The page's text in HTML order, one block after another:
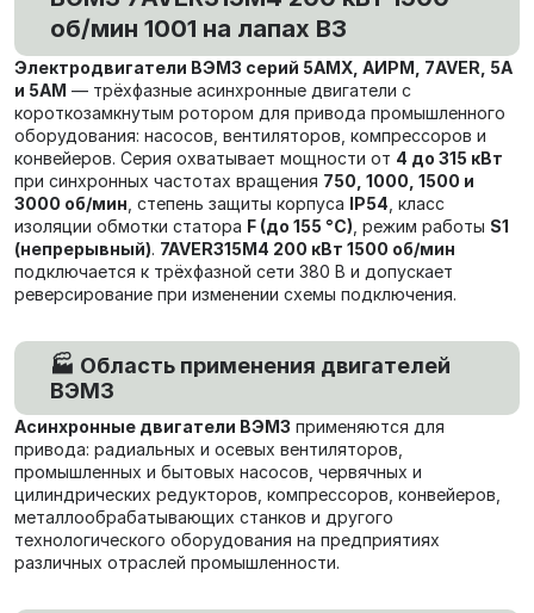
об/мин 1001 на лапах В3
Электродвигатели ВЭМЗ серий 5АМХ, АИРМ, 7AVER, 5А
и 5АМ — трёхфазные асинхронные двигатели с
короткозамкнутым ротором для привода промышленного
оборудования: насосов, вентиляторов, компрессоров и
конвейеров. Серия охватывает мощности от 4 до 315 кВт
при синхронных частотах вращения 750, 1000, 1500 и
3000 об/мин , степень защиты корпуса IP54 , класс
изоляции обмотки статора F (до 155 °C) , режим работы S1
(непрерывный). 7AVER315M4 200 кВт 1500 об/мин
подключается к трёхфазной сети 380 В и допускает
реверсирование при изменении схемы подключения.
🏭 Область применения двигателей
ВЭМЗ
Асинхронные двигатели ВЭМЗ применяются для
привода: радиальных и осевых вентиляторов,
промышленных и бытовых насосов, червячных и
цилиндрических редукторов, компрессоров, конвейеров,
металлообрабатывающих станков и другого
технологического оборудования на предприятиях
различных отраслей промышленности.